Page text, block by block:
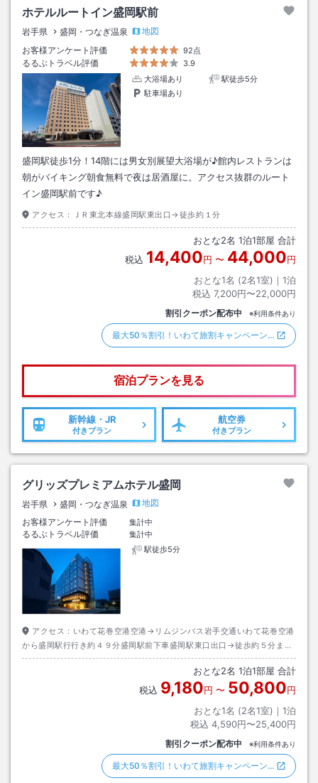
ホテルルートイン盛岡駅前
岩手県 盛岡・つなぎ温泉
地図
お客様アンケート評価
92点
るるぶトラベル評価
3.9
大浴場あり
駅徒歩5分
駐車場あり
盛岡駅徒歩1分！14階には男女別展望大浴場が♪館内レストランは
朝がバイキング朝食無料で夜は居酒屋に。アクセス抜群のルート
イン盛岡駅前です♪
アクセス： ＪＲ東北本線盛岡駅東出口→徒歩約１分
おとな2名 1泊1部屋 合計
税込 14,400円 〜 44,000円
おとな1名 (2名1室)｜ 1泊
税込 7,200円〜22,000円
割引クーポン配布中 ※利用条件あり
最大50％割引！いわて旅割キャンペーン…
宿泊プランを見る
新幹線・JR
付きプラン
航空券
付きプラン
グリッズプレミアムホテル盛岡
岩手県 盛岡・つなぎ温泉
地図
お客様アンケート評価
集計中
るるぶトラベル評価
集計中
駅徒歩5分
アクセス： いわて花巻空港空港→リムジンバス岩手交通いわて花巻空港
から盛岡駅行行き約４９分盛岡駅前下車盛岡駅東口出口→徒歩約５分また
はタクシー約１分
おとな2名 1泊1部屋 合計
税込 9,180円 〜 50,800円
おとな1名 (2名1室)｜ 1泊
税込 4,590円〜25,400円
割引クーポン配布中 ※利用条件あり
最大50％割引！いわて旅割キャンペーン…